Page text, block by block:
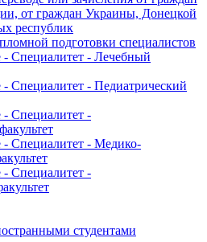
от граждан Украины, Донецкой
республик
подготовки специалистов
- Специалитет - Лечебный
Специалитет - Педиатрический
Специалитет -
- Специалитет - Медико-
Специалитет -
студентами